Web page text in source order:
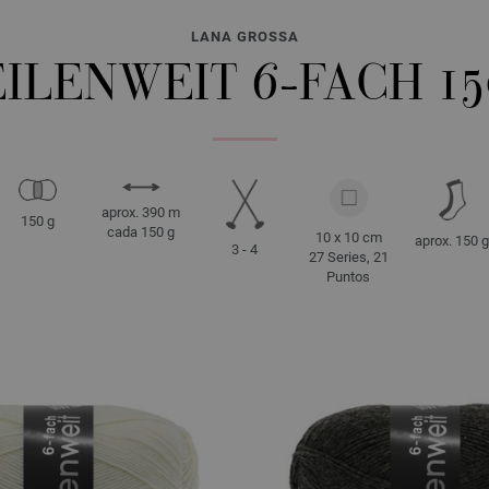
LANA GROSSA
6-FACH
150 g
aprox. 390 m
cada 150 g
3 - 4
10 x 10 cm
27 Series, 21
Puntos
aprox. 150 g